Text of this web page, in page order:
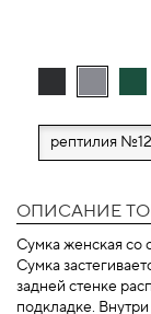
рептилия №12
ОПИСАНИЕ
Сумка женская со
Сумка
задней стенке
подкладке.